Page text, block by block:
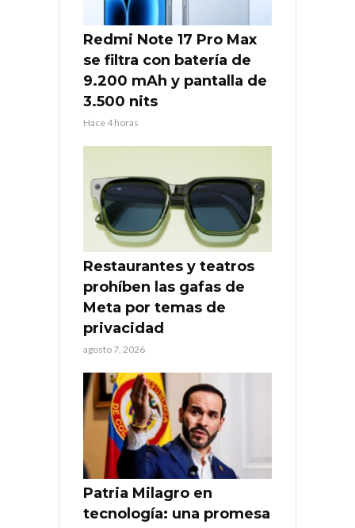
Redmi Note 17 Pro Max
se filtra con batería de
9.200 mAh y pantalla de
3.500 nits
Hace 4 horas
Restaurantes y teatros
prohíben las gafas de
Meta por temas de
privacidad
agosto 7, 2026
Patria Milagro en
tecnología: una promesa